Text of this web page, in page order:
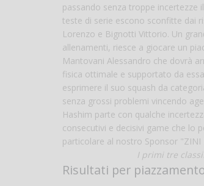
passando senza troppe
teste di serie escono sconfitte dai
Lorenzo e Bignotti Vittorio. Un
allenamenti, riesce a giocare un
Mantovani Alessandro che dovrà
fisica ottimale e supportato da
esprimere il suo squash da
senza grossi problemi vincendo
Hashim parte con qualche
consecutivi e decisivi game che lo
particolare al nostro Sponsor "ZINI
I primi tre
Risultati per